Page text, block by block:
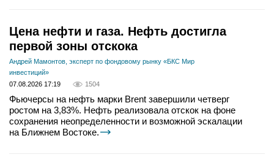
Цена нефти и газа. Нефть достигла
первой зоны отскока
Андрей Мамонтов, эксперт по фондовому рынку «БКС Мир
инвестиций»
07.08.2026 17:19
1504
Фьючерсы на нефть марки Brent завершили четверг
ростом на 3,83%. Нефть реализовала отскок на фоне
сохранения неопределенности и возможной эскалации
на Ближнем Востоке.